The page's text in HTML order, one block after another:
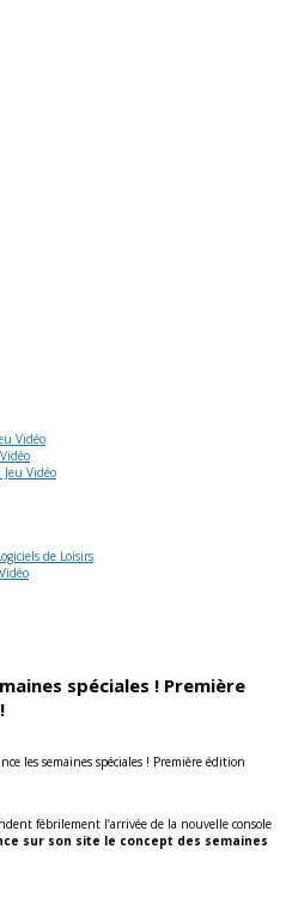
Vidéo
Vidéo
de Loisirs
spéciales ! Première
les semaines spéciales ! Première édition
fébrilement l’arrivée de la nouvelle console
sur son site le concept des semaines